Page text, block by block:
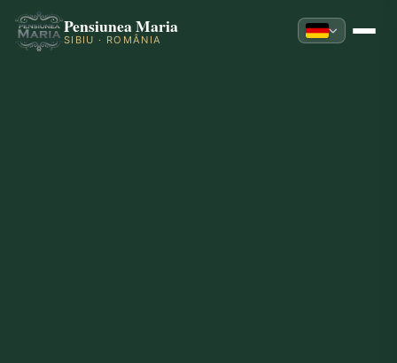
Pensiunea Maria
SIBIU · ROMÂNIA